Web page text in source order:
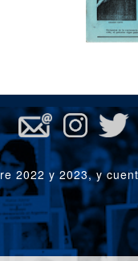
2022 y 2023, y